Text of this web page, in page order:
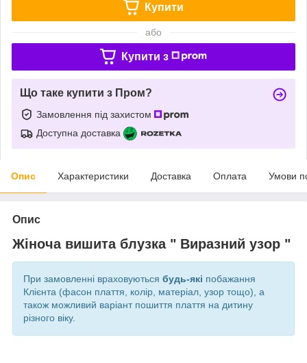
Купити
або
Купити з
Що таке купити з Пром?
Замовлення під захистом
Доступна доставка
Опис Характеристики Доставка Оплата Умови
Опис
Жіноча вишита блузка " Виразний узор "
При замовленні враховуються будь-які побажання
Клієнта (фасон плаття, колір, матеріал, узор тощо), а
також можливий варіант пошиття плаття на дитину
різного віку.